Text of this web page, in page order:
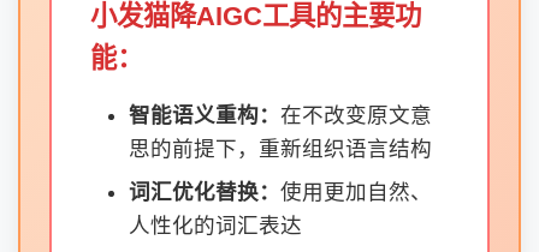
小发猫降AIGC工具的主要功
能：
智能语义重构： 在不改变原文意
思的前提下，重新组织语言结构
词汇优化替换： 使用更加自然、
人性化的词汇表达